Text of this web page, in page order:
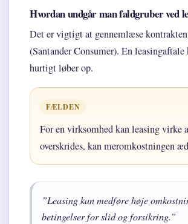
Hvordan undgår man faldgruber ved
Det er vigtigt at gennemlæse
(Santander Consumer). En
hurtigt løber op.
FÆLDEN
For en virksomhed kan leasing
overskrides, kan meromkostningen
”Leasing kan medføre høje
betingelser for slid og forsikring.”